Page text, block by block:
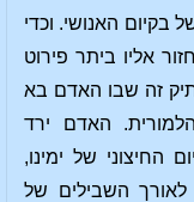
האנושי. וכדי
אליו ביתר פירוט
זה שבו האדם בא
האדם ירד
החיצוני של ימינו,
לאורך השבילים של